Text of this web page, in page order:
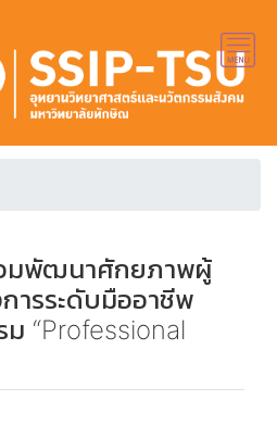
วมพัฒนาศักยภาพผู้
ารระดับมืออาชีพ
“Professional